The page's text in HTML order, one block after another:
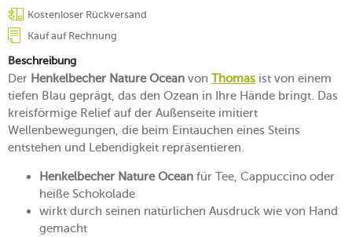
Kostenloser Rückversand
Kauf auf Rechnung
Beschreibung
Der Henkelbecher Nature Ocean von Thomas ist von einem
tiefen Blau geprägt, das den Ozean in Ihre Hände bringt. Das
kreisförmige Relief auf der Außenseite imitiert
Wellenbewegungen, die beim Eintauchen eines Steins
entstehen und Lebendigkeit repräsentieren.
Henkelbecher Nature Ocean für Tee, Cappuccino oder
heiße Schokolade
wirkt durch seinen natürlichen Ausdruck wie von Hand
gemacht